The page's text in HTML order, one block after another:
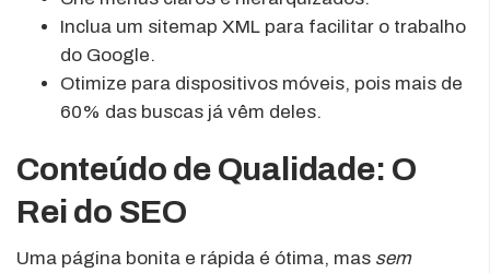
Inclua um sitemap XML para facilitar o trabalho
do Google.
Otimize para dispositivos móveis, pois mais de
60% das buscas já vêm deles.
Conteúdo de Qualidade: O
Rei do SEO
Uma página bonita e rápida é ótima, mas sem